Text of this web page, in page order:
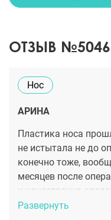
ОТЗЫВ №5046
Нос
АРИНА
Пластика носа
не истытала не до
конечно тоже,
месяцев после
и качественно
свою работу, сразу
Развернуть